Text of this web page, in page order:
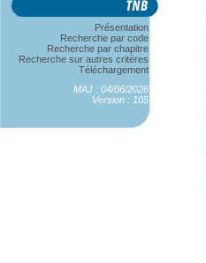
Présentation
Recherche par code
Recherche par chapitre
Recherche sur autres critères
Téléchargement
MAJ : 04/06/2026
Version : 105